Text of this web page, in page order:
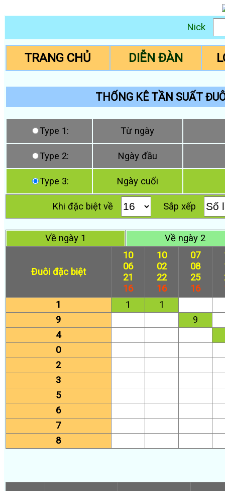
Nick
TRANG CHỦ DIỄN ĐÀN
THỐNG KÊ TẦN SUẤT
Type 1: Từ ngày
Type 2: Ngày đầu
Type 3: Ngày cuối
Khi đặc biệt về Sắp xếp
Về ngày 1 Về ngày 2
Đuôi đặc biệt
10
06
21
16
10
02
22
16
07
08
25
16
1
1
1
9
9
4
0
2
3
5
6
7
8